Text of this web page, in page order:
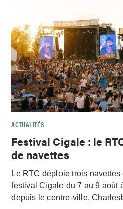
ACTUALITÉS
Festival Cigale : le
de navettes
Le RTC déploie trois
festival Cigale du 7 au 9 août
depuis le centre-ville,